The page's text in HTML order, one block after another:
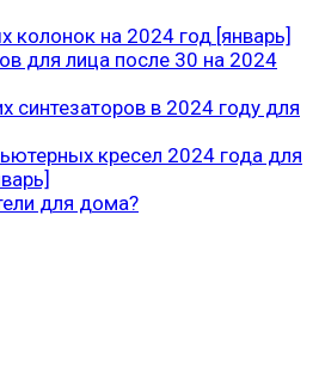
колонок на 2024 год [январь]
для лица после 30 на 2024
синтезаторов в 2024 году для
кресел 2024 года для
для дома?